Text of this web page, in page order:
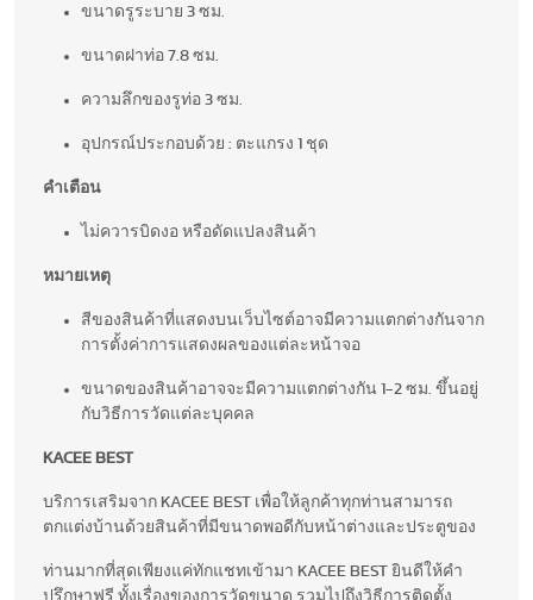
ขนาดรูระบาย 3 ซม.
ขนาดฝาท่อ 7.8 ซม.
ความลึกของรูท่อ 3 ซม.
อุปกรณ์ประกอบด้วย : ตะแกรง 1 ชุด
คำเตือน
ไม่ควารบิดงอ หรือดัดแปลงสินค้า
หมายเหตุ
สีของสินค้าที่แสดงบนเว็บไซต์อาจมีความแตกต่างกันจาก
การตั้งค่าการแสดงผลของแต่ละหน้าจอ
ขนาดของสินค้าอาจจะมีความแตกต่างกัน 1-2 ซม. ขึ้นอยู่
กับวิธีการวัดแต่ละบุคคล
KACEE BEST
บริการเสริมจาก KACEE BEST เพื่อให้ลูกค้าทุกท่านสามารถ
ตกแต่งบ้านด้วยสินค้าที่มีขนาดพอดีกับหน้าต่างและประตูของ
ท่านมากที่สุดเพียงแค่ทักแชทเข้ามา KACEE BEST ยินดีให้คำ
ปรึกษาฟรี ทั้งเรื่องของการวัดขนาด รวมไปถึงวิธีการติดตั้ง